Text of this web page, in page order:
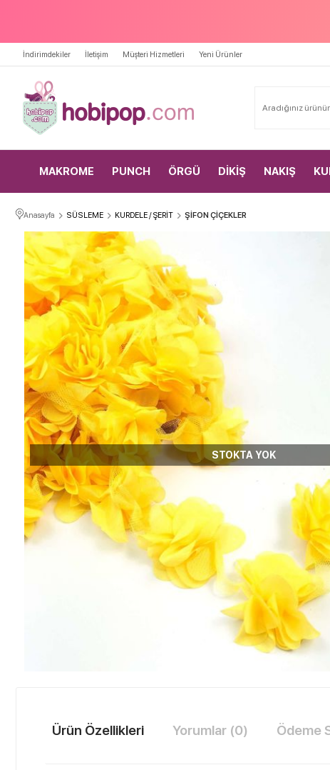
İndirimdekiler İletişim Müşteri Hizmetleri Yeni Ürünler
MAKROME PUNCH ÖRGÜ DİKİŞ NAKIŞ
Anasayfa SÜSLEME KURDELE / ŞERİT ŞİFON ÇİÇEKLER
STOKTA YOK
Ürün Özellikleri Yorumlar (0) Ödeme